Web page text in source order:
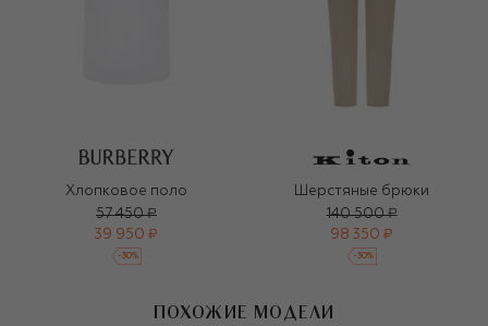
Хлопковое поло
57 450 ₽
39 950 ₽
-30%
Шерстяные брюки
140 500 ₽
98 350 ₽
-30%
ПОХОЖИЕ МОДЕЛИ